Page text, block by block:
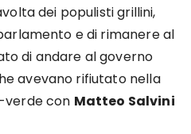
dei populisti grillini,
e di rimanere al
di andare al governo
avevano rifiutato nella
verde con Matteo Salvini